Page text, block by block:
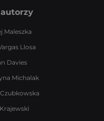
Maleszka
Llosa
Davies
Michalak